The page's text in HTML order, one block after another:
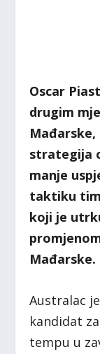
Oscar
drugim
strategija
manje
taktiku
koji je
Mađarske.
Australac
kandidat
tempu u